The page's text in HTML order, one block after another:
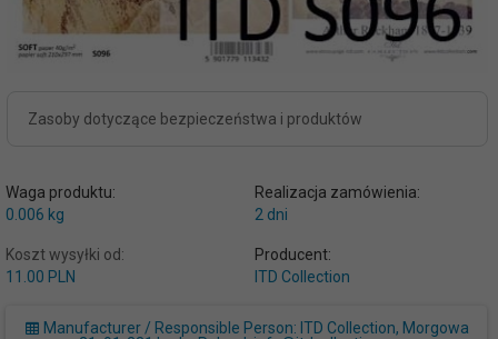
Zasoby dotyczące bezpieczeństwa i produktów
Waga produktu:
0.006 kg
Realizacja zamówienia:
2 dni
Koszt wysyłki od:
11.00 PLN
Producent:
ITD Collection
Manufacturer / Responsible Person: ITD Collection, Morgowa